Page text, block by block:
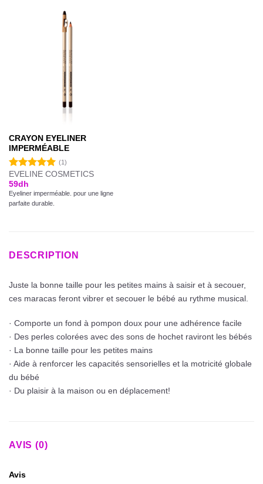
CRAYON EYELINER
IMPERMÉABLE
Note5.00
sur 5
(1)
EVELINE COSMETICS
59dh
Eyeliner imperméable. pour une ligne
parfaite durable.
DESCRIPTION
Juste la bonne taille pour les petites mains à saisir et à secouer,
ces maracas feront vibrer et secouer le bébé au rythme musical.
· Comporte un fond à pompon doux pour une adhérence facile
· Des perles colorées avec des sons de hochet raviront les bébés
· La bonne taille pour les petites mains
· Aide à renforcer les capacités sensorielles et la motricité globale
du bébé
· Du plaisir à la maison ou en déplacement!
AVIS (0)
Avis